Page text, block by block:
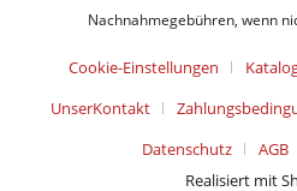
Nachnahmegebühren, wenn
Cookie-Einstellungen
UnserKontakt
Datenschutz
AGB
Realisiert mit